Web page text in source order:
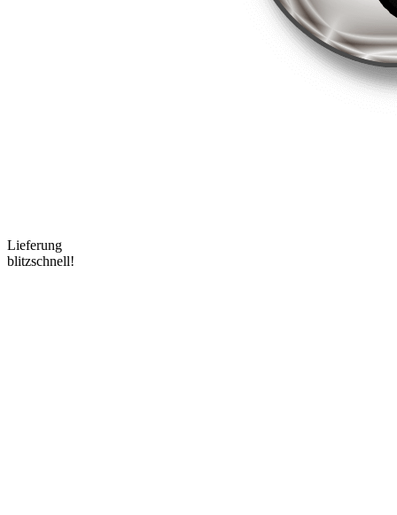
Lieferung
blitzschnell!